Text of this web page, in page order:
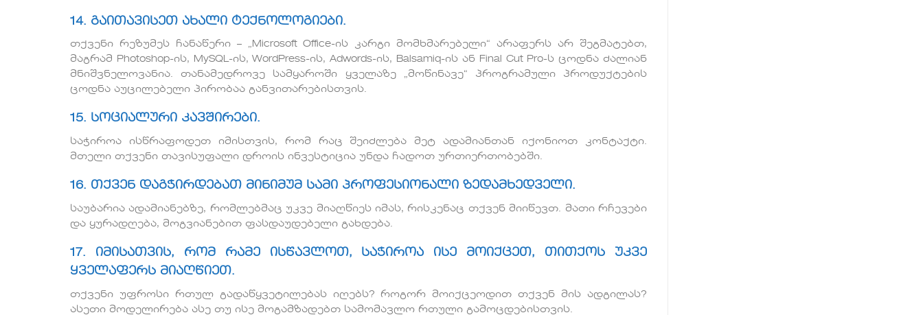
14. გაითავისეთ ახალი ტექნოლოგიები.
თქვენი რეზუმეს ჩანაწერი – „Microsoft Office-ის კარგი მომხმარებელი“ არაფერს არ შეგმატებთ,
მაგრამ Photoshop-ის, MySQL-ის, WordPress-ის, Adwords-ის, Balsamiq-ის ან Final Cut Pro-ს ცოდნა ძალიან
მნიშვნელოვანია. თანამედროვე სამყაროში ყველაზე „მოწინავე“ პროგრამული პროდუქტების
ცოდნა აუცილებელი პირობაა განვითარებისთვის.
15. სოციალური კავშირები.
საჭიროა ისწრაფოდეთ იმისთვის, რომ რაც შეიძლება მეტ ადამიანთან იქონიოთ კონტაქტი.
მთელი თქვენი თავისუფალი დროის ინვესტიცია უნდა ჩადოთ ურთიერთობებში.
16. თქვენ დაგჭირდებათ მინიმუმ სამი პროფესიონალი ზედამხედველი.
საუბარია ადამიანებზე, რომლებმაც უკვე მიაღწიეს იმას, რისკენაც თქვენ მიიწევთ. მათი რჩევები
და ყურადღება, მოგვიანებით ფასდაუდებელი გახდება.
17. იმისათვის, რომ რამე ისწავლოთ, საჭიროა ისე მოიქცეთ, თითქოს უკვე
ყველაფერს მიაღწიეთ.
თქვენი უფროსი რთულ გადაწყვეტილებას იღებს? როგორ მოიქცეოდით თქვენ მის ადგილას?
ასეთი მოდელირება ასე თუ ისე მოგამზადებთ სამომავლო რთული გამოცდებისთვის.